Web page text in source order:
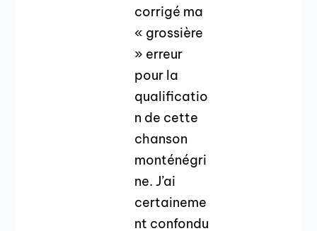
corrigé ma
« grossière
» erreur
pour la
qualificatio
n de cette
chanson
monténégri
ne. J’ai
certaineme
nt confondu